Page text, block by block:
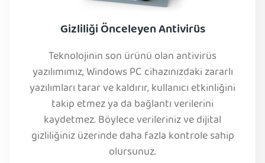
Gizliliği Önceleyen Antivirüs
Teknolojinin son ürünü olan antivirüs
yazılımımız, Windows PC cihazınızdaki zararlı
yazılımları tarar ve kaldırır, kullanıcı etkinliğini
takip etmez ya da bağlantı verilerini
kaydetmez. Böylece verileriniz ve dijital
gizliliğiniz üzerinde daha fazla kontrole sahip
olursunuz.